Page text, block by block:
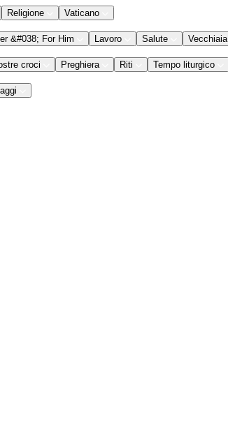
Religione Vaticano
&#038; For Him Lavoro Salute Vecchiaia
croci Preghiera Riti Tempo liturgico